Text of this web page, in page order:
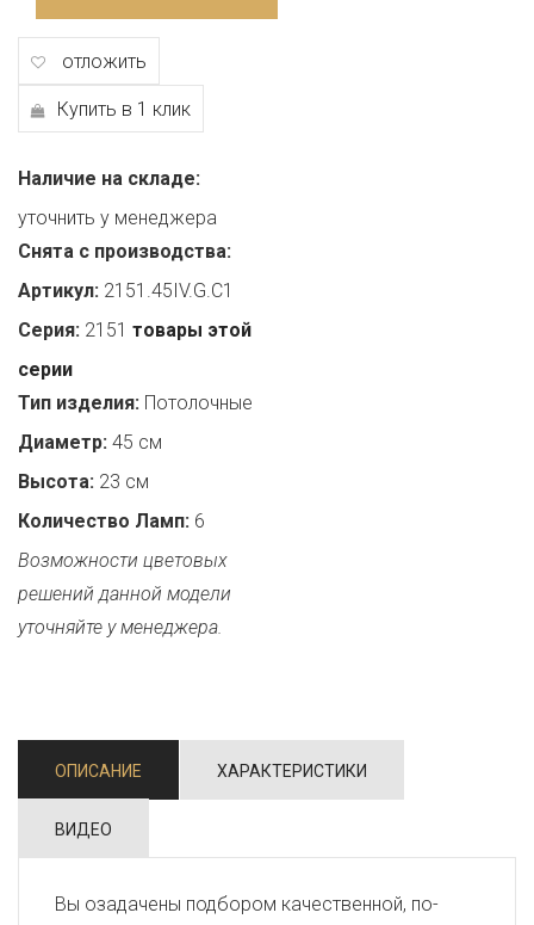
отложить
Купить в 1 клик
Наличие на складе:
уточнить у менеджера
Снята с производства:
Артикул: 2151.45IV.G.C1
Серия: 2151 товары этой
серии
Тип изделия: Потолочные
Диаметр: 45 см
Высота: 23 см
Количество Ламп: 6
Возможности цветовых
решений данной модели
уточняйте у менеджера.
ОПИСАНИЕ ХАРАКТЕРИСТИКИ
ВИДЕО
Вы озадачены подбором качественной, по-